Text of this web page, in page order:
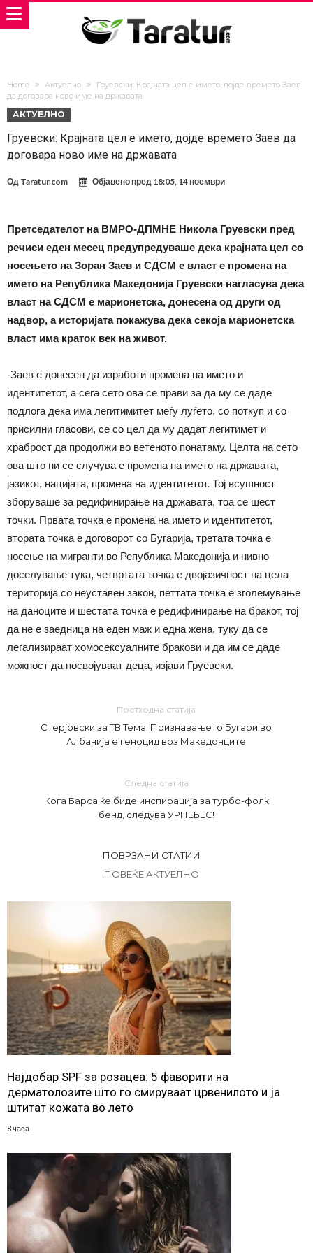
Home Актуелно
Груевски: Крајната цел е името, дојде времето Заев
да договара ново име на државата
АКТУЕЛНО
Груевски: Крајната цел е името, дојде времето Заев да
договара ново име на државата
Од Taratur.com Објавено пред 18:05, 14 ноември
Претседателот на ВМРО-ДПМНЕ Никола Груевски пред
речиси еден месец предупредуваше дека крајната цел со
носењето на Зоран Заев и СДСМ е власт е промена на
името на Република Македонија Груевски нагласува дека
власт на СДСМ е марионетска, донесена од други од
надвор, а историјата покажува дека секоја марионетска
власт има краток век на живот.
-Заев е донесен да изработи промена на името и
идентитетот, а сега сето ова се прави за да му се даде
подлога дека има легитимитет меѓу луѓето, со поткуп и со
присилни гласови, се со цел да му дадат легитимет и
храброст да продолжи во ветеното понатаму. Целта на сето
ова што ни се случува е промена на името на државата,
јазикот, нацијата, промена на идентитетот. Тој всушност
зборуваше за редифинирање на државата, тоа се шест
точки. Првата точка е промена на името и идентитетот,
втората точка е договорот со Бугарија, третата точка е
носење на мигранти во Република Македонија и нивно
доселување тука, четвртата точка е двојазичност на цела
територија со неуставен закон, петтата точка е зголемување
на даноците и шестата точка е редифинирање на бракот, тој
да не е заедница на еден маж и една жена, туку да се
легализираат хомосексуалните бракови и да им се даде
можност да посвојуваат деца, изјави Груевски.
Претходна статија
Стерјовски за ТВ Тема: Признавањето Бугари во
Албанија е геноцид врз Македонците
Следна статија
Кога Барса ќе биде инспирација за турбо-фолк
бенд, следува УРНЕБЕС!
ПОВРЗАНИ СТАТИИ
ПОВЕЌЕ АКТУЕЛНО
Најдобар SPF за розацеа: 5 фаворити на
дерматолозите што го смируваат црвенилото и ја
штитат кожата во лето
8 часа